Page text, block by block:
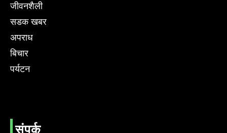
जीवनशैली
सडक खबर
अपराध
बिचार
पर्यटन
संपर्क